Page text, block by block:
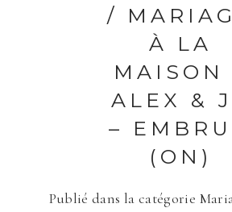
/
À LA
MAISON
ALEX &
–
(ON)
Publié dans la catégorie